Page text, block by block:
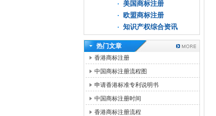
美国商标注册
欧盟商标注册
知识产权综合资讯
热门文章
香港商标注册
中国商标注册流程图
申请香港标准专利说明书
中国商标注册时间
香港商标注册流程